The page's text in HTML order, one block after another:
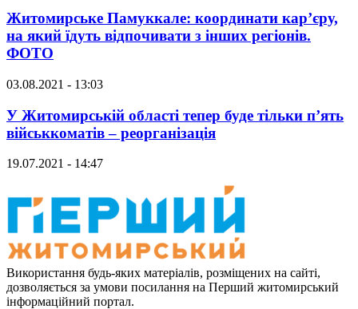
Житомирське Памуккале: координати кар’єру,
на який їдуть відпочивати з інших регіонів.
ФОТО
03.08.2021 - 13:03
У Житомирській області тепер буде тільки п’ять
військкоматів – реорганізація
19.07.2021 - 14:47
Використання будь-яких матеріалів, розміщених на сайті,
дозволяється за умови посилання на Перший житомирський
інформаційний портал.